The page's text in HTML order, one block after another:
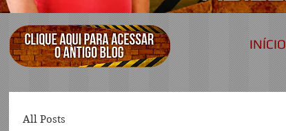
INÍCIO
All Posts